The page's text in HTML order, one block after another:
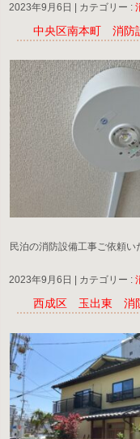
2023年9月6日 | カテゴリー :
中央区南本町 消防
民泊の消防設備工事ご依頼い
2023年9月6日 カテゴリー :
西成区 玉出東 消